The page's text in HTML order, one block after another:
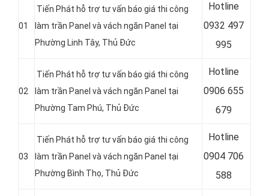
01
Tiến Phát hỗ trợ tư vấn báo giá thi công
làm trần Panel và vách ngăn Panel tại
Phường Linh Tây, Thủ Đức
Hotline
0932 497
995
02
Tiến Phát hỗ trợ tư vấn báo giá thi công
làm trần Panel và vách ngăn Panel tại
Phường Tam Phú, Thủ Đức
Hotline
0906 655
679
03
Tiến Phát hỗ trợ tư vấn báo giá thi công
làm trần Panel và vách ngăn Panel tại
Phường Bình Thọ, Thủ Đức
Hotline
0904 706
588